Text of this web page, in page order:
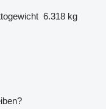
6.318 kg